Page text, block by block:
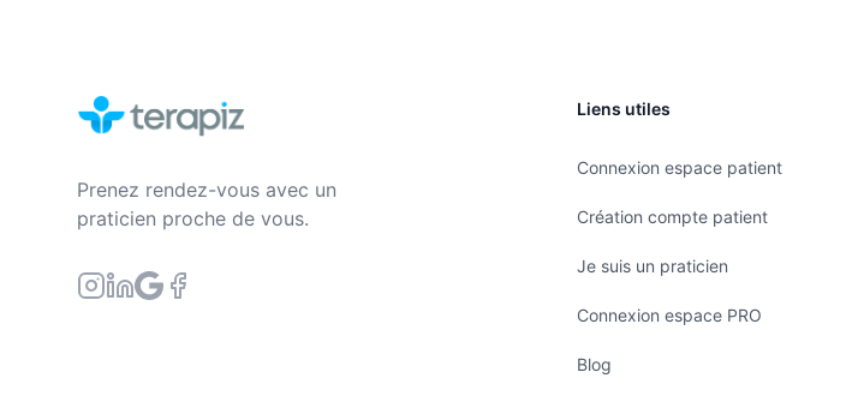
Prenez rendez-vous avec un
praticien proche de vous.
Liens utiles
Connexion espace patient
Création compte patient
Je suis un praticien
Connexion espace PRO
Blog